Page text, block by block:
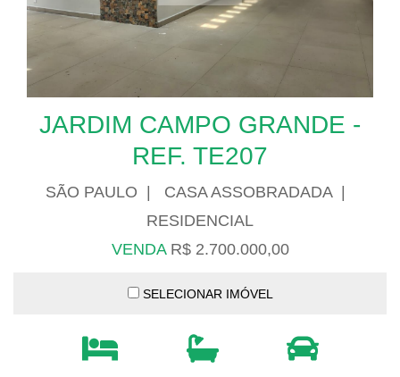
JARDIM CAMPO GRANDE -
REF. TE207
SÃO PAULO | CASA ASSOBRADADA |
RESIDENCIAL
VENDAR$ 2.700.000,00
SELECIONAR IMÓVEL